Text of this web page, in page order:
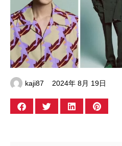
kaji87 2024年 8月 19日